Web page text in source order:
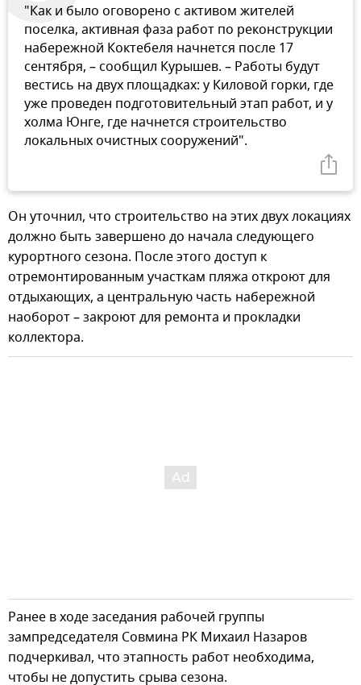
"Как и было оговорено с активом жителей
поселка, активная фаза работ по реконструкции
набережной Коктебеля начнется после 17
сентября, – сообщил Курышев. – Работы будут
вестись на двух площадках: у Киловой горки, где
уже проведен подготовительный этап работ, и у
холма Юнге, где начнется строительство
локальных очистных сооружений".
Он уточнил, что строительство на этих двух локациях
должно быть завершено до начала следующего
курортного сезона. После этого доступ к
отремонтированным участкам пляжа откроют для
отдыхающих, а центральную часть набережной
наоборот – закроют для ремонта и прокладки
коллектора.
Ранее в ходе заседания рабочей группы
зампредседателя Совмина РК Михаил Назаров
подчеркивал, что этапность работ необходима,
чтобы не допустить срыва сезона.